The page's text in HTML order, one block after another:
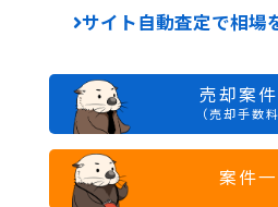
サイト自動査定で相場
売却案
（売却手数
案件